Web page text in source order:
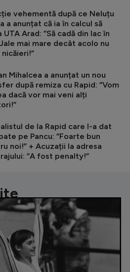
vehementă după ce Neluțu
a anunțat că ia în calcul să
UTA Arad: ”Să cadă din lac în
mai mare decât acolo nu
Mihalcea a anunțat un nou
după remiza cu Rapid: ”Vom
dacă vor mai veni alți
de la Rapid care l-a dat
pe Pancu: ”Foarte bun
noi!” + Acuzații la adresa
”A fost penalty!”